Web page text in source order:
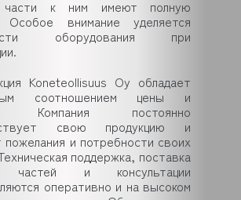
части к ним имеют полную
Особое внимание уделяется
оборудования при
Koneteollisuus Oy обладает
соотношением цены и
Компания постоянно
свою продукцию и
и потребности своих
поддержка, поставка
частей и консультации
оперативно и на высоком